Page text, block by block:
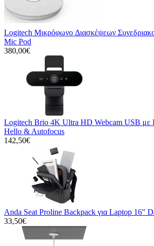
Logitech Μικρόφωνo Διασκέψεων
Mic Pod
380,00€
Logitech Brio 4K Ultra HD Webcam USB με
Hello & Autofocus
142,50€
Anda Seat Proline Backpack για Laptop 16"
33,50€